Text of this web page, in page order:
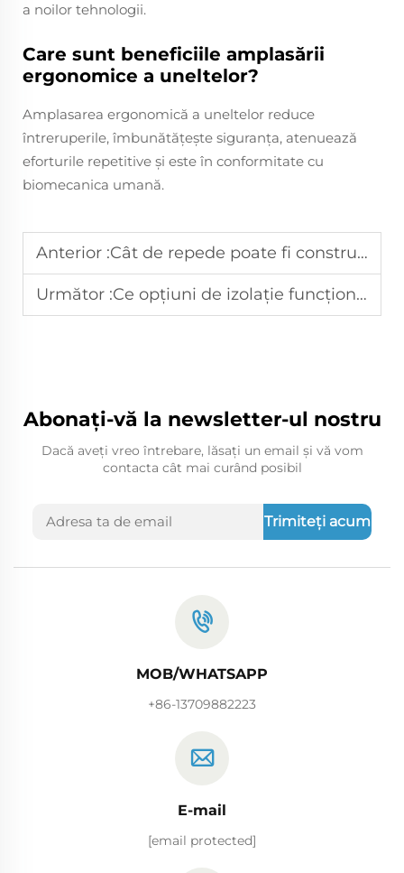
a noilor tehnologii.
Care sunt beneficiile amplasării
ergonomice a uneltelor?
Amplasarea ergonomică a uneltelor reduce
întreruperile, îmbunătățește siguranța, atenuează
eforturile repetitive și este în conformitate cu
biomecanica umană.
Anterior :Cât de repede poate fi construită o clădire cu structură din oțel prefabricat?
Următor :Ce opțiuni de izolație funcționează pentru structurile din metal?
Abonați-vă la newsletter-ul nostru
Dacă aveți vreo întrebare, lăsați un email și vă vom
contacta cât mai curând posibil
Trimiteți acum
MOB/WHATSAPP
+86-13709882223
E-mail
[email protected]